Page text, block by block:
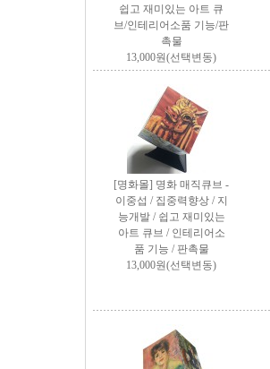
쉽고 재미있는 아트 큐
브/인테리어소품 기능/판
촉물
13,000원(선택변동)
[명화몰] 명화 매직큐브 -
이중섭 / 집중력향상 / 지
능개발 / 쉽고 재미있는
아트 큐브 / 인테리어소
품 기능 / 판촉물
13,000원(선택변동)